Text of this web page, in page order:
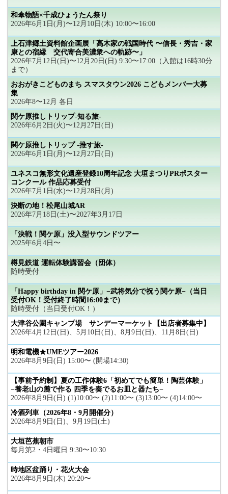
和傘物語×千成ひょうたん祭り
2026年6月1日(月)〜12月10日(木) 10:00〜16:00
上石津郷土資料館企画展「高木家の戦国時代 〜信長・秀吉・家
康との宿縁 交代寄合美濃衆への軌跡〜」
2026年7月12日(日)〜12月20日(日) 9:30〜17:00（入館は16時30分
まで）
おおがきこどものまち スマスタウン2026 こどもメンバー大募
集
2026年8〜12月 各日
関ケ原推しトリップ-知る旅-
2026年6月2日(火)〜12月27日(日)
関ケ原推しトリップ -推す旅-
2026年6月1日(月)〜12月27日(日)
ユネスコ無形文化遺産登録10周年記念 大垣まつりPRポスター
コンクール 作品応募受付
2026年7月1日(水)〜12月28日(月)
決断の地！松尾山城AR
2026年7月18日(土)〜2027年3月17日
「決戦！関ケ原」没入型サウンドツアー
2025年6月4日〜
樽見鉄道 運転体験講習会（団体）
随時受付
「Happy birthday in 関ケ原」−武将気分で祝う関ケ原−（当日
受付OK！受付終了時間16:00まで）
随時受付（当日受付OK！）
大津谷公園キャンプ場 サンデーマーケット【出店者募集中】
2026年4月12日(日)、5月10日(日)、8月9日(日)、11月8日(日)
明和電機★UMEツアー2026
2026年8月9日(日) 15:00〜 (開場14:30)
【事前予約制】夏の工作体験6「初めてでも簡単！陶芸体験」
−養老山の麓で作る 四季を奏でるお皿と器たち−
2026年8月9日(日) (1)10:00〜 (2)11:00〜 (3)13:00〜 (4)14:00〜
冷酒列車（2026年8・9月開催分）
2026年8月9日(日)、9月19日(土)
大垣芭蕉朝市
毎月第2・4日曜日 9:30〜10:30
時地区盆踊り・花火大会
2026年8月9日(木) 20:20〜